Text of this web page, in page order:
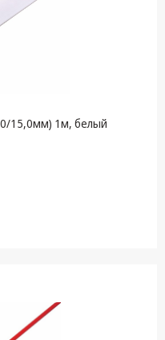
15,0мм) 1м, белый